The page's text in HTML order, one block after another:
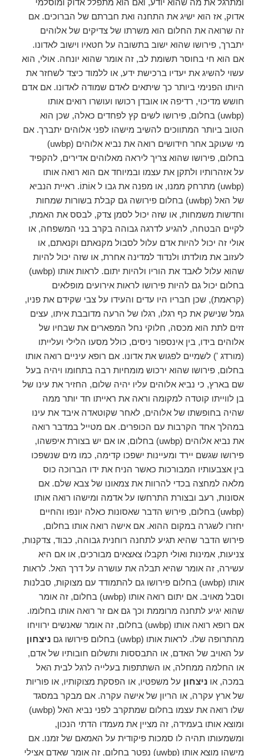
ומתרגל את מה שהוא יודע, ואם הוא מתפלל אדוק ומוסלמי
אדוק, אז הוא ישיג את התחנה ואת חברתם של הברוכים. אם
זה שרואה את החלום הוא משרתו של צדיקים של אלוהים
יתברך, פירושו שהוא ישוב בתשובה על חטאיו וישוב לאדונו.
אם הוא חי בחוסר תשומת לב, זה אומר שהוא יונחה. אולי, הוא
עשוי להשיג את יעדיו ברכישת ידע, או ללמוד כיצד לשחזר את
היותו הפנימי ביותר כך שיתאים לאדם שמודה לאדונו. אם אדם
חושש מדיכוי, רדיפה או אובדן רכושו ועושרו רואים אותו
(uwbp) בחלום, פירושו לשים קץ לפחדים כאלה, שכן הוא
הטוב ביותר המתווכים להשיב מישהו לפני אלוהים יתברך. אם
מי שעוקב אחר חידושים רואה את נביא אלוהים (uwbp)
בחלום, פירושו שהוא צריך ליראה מאלוהים אדירים, להקפיד
על אזהרותיו ולתקן את עצמו ובמיוחד אם הוא רואה אותו
(uwbp) מתרחק ממנו, או מפנה את גבו ל אוֹתוֹ. ראיית הנביא
של האל (uwbp) בחלום פירושה גם קבלת בשורות שמחות
וחדשות משמחות, או שזה יכול לסמן צדק, לבסס את האמת,
לקיים הבטחה, להגיע לדרגה גבוהה בקרב בני המשפחה, או
אולי זה יכול להיות אדם עלול לסבול מקנאתם וקנאתם, או
לעזוב את מולדתו ולנדוד למדינה אחרת, או שזה יכול להיות
שהוא עלול לאבד את הוריו ולהיות יתום. לראות אותו (uwbp)
בחלום יכול גם להיות פירושו לראות אירועים מופלאים
(קראמת), שכן חבריו היו עדים והעידו על צבי שקידם את פניו,
גמל שנישק את כף רגלו, רגלו של הרעה מדובבת איתו, עצים
זזים לתת הוא מכסה, חלוקי נחל המפארים את שבחיו של
אלוהים בידו, בין אינספור ניסים, כולל מסעו הלילי ועלייתו
(מורדג ') לשמיים לפגוש את אדונו. אם רופא עיניים רואה אותו
בחלום, פירושו שהוא ירכוש מומחיות רבה בתחומו ויהיה בעל
שם בארץ, כי נביא אלוהים עליו יהיה שלום, החזיר את עינו של
בן לווייתו קוטדה למקומה וראה את ראייתו חד יותר ממה
שהיה בחופשתו של אלוהים, לאחר שקוטאדה איבד את עינו
במהלך אחד הקרבות עם הכופרים. אם מטייל במדבר רואה
את נביא אלוהים (uwbp) בחלום, או אם יש בצורת איפשהו,
פירושו שגשם יירד ומעיינות ישפכו קדימה, כמו מים שנשפכו
בין אצבעותיו המבורכות כאשר הניח את ידו הברוכה כוס
מלאה למחצה בכדי להרוות את צמאונו של צבא שלם. אם
אסונות, רעב ובצורת התרחשו על אדמה ומישהו רואה אותו
(uwbp) בחלום, פירוש הדבר שאסונות כאלה יונפו והחיים
יחזרו לשגרה במקום ההוא. אם אישה רואה אותו בחלום,
פירוש הדבר שהיא תגיע לתחנה רוחנית גבוהה, כבוד, צדקנות,
צניעות, אמינות ואולי תקבלו צאצאים מבורכים, או אם היא
עשירה, זה אומר שהיא תבלה את עושרה על דרך האל. לראות
אותו (uwbp) בחלום פירושו גם להתמודד עם מצוקות, סבלנות
וסבל מאויב. אם יתום רואה אותו (uwbp) בחלום, זה אומר
שהוא יגיע לתחנה מרוממת וכך גם אם זר רואה אותו בחלומו.
אם רופא רואה אותו (uwbp) בחלום, זה אומר שאנשים ירוויחו
מהתרופה שלו. לראות אותו (uwbp) בחלום פירושו גם
ניצחון
על האויב של האדם, או התבססות ותשלום חובותיו של אדם,
או החלמה ממחלה, או השתתפות בעלייה לרגל לבית האל
במכה, אוניצחון על משפטיו, או הפסקת מצוקותיו, או פוריות
של ארץ עקרה, או הריון של אישה עקרה. אם מבקר במסגד
שלו רואה את עצמו בחלום שמתקרב לפני נביא האל (uwbp)
ומוצא אותו בעמידה, זה מציין את מעמדו הדתי הנכון,
ומשמעותו תהיה לו סמכות פיקודית על האמאם של זמנו. אם
מישהו מוצא אותו (uwbp) נפטר בחלום, זה אומר שאדם אצילי